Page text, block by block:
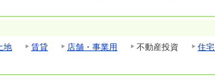
地 賃貸 店舗・事業用 不動産投資
住